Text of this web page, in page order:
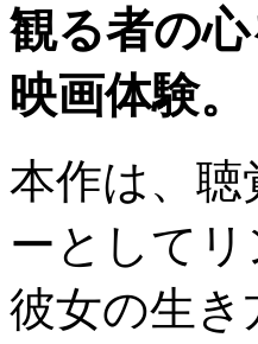
観る者の
映画体験。
本作は、
ーとして
彼女の生